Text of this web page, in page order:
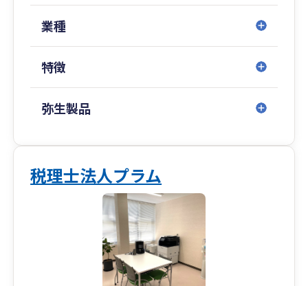
バーが多く中四国エリア全域に関与先を有してお
り、県内・県外問わず、毎月の訪問に加え、オン
岡山事務所では、中長期計画の策定支援により事
業計画を更に具体化し、面談時には対計画比で損
また、資産税に特化した税理士による相続対策及
び事業承継対策を実施し、法人・個人に対するト
ータルコンサルティングを行っています。その他
にも医療機関（医療法人、特定医療法人、社会医
療法人、社会福祉法人、開業医、調剤薬局等）へ
の関与実績も豊富であり、開業指導・医療法人設
業種
特徴
弥生製品
税理士法人プラム